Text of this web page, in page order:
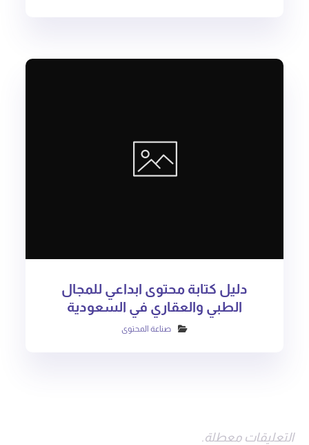
دليل كتابة محتوى ابداعي للمجال
الطبي والعقاري في السعودية
صناعة المحتوى
التعليقات معطلة.